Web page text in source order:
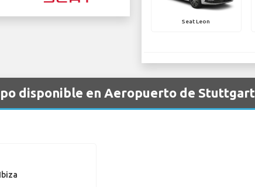
Seat Leon
disponible en Aeropuerto de Stuttgart